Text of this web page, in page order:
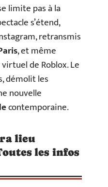
limite pas à la
s’étend,
retransmis
, et même
de Roblox. Le
démolit les
nouvelle
contemporaine.
lieu
les infos